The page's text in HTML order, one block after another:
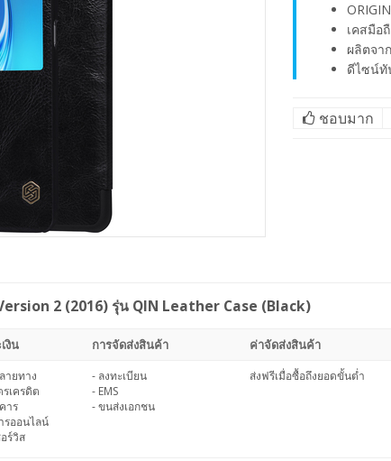
เคสมือ
ผลิตจา
ดีไซน์ทั
ชอบมาก
2 (2016) รุ่น QIN Leather Case (Black)
งิน การจัดส่งสินค้า ค่าจัดส่งสินค้า
ายทาง
เครดิต
าร
รออนไลน์
ร์วิส
- ลงทะเบียน
- EMS
- ขนส่งเอกชน
ส่งฟรีเมื่อซื้อถึงยอดขั้นต่ำ